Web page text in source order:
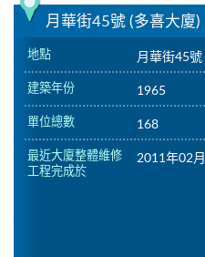
月華街45號 (多喜大廈)
地點 月華街45號
建築年份 1965
單位總數 168
最近大廈整體維修
工程完成於
2011年02月